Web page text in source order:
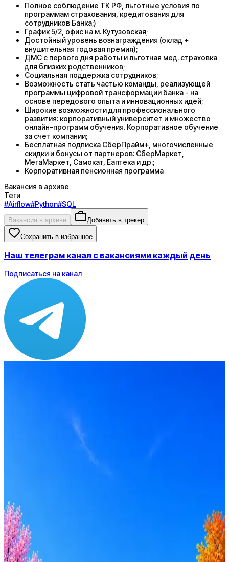
Полное соблюдение ТК РФ, льготные условия по
программам страхования, кредитования для
сотрудников Банка;)
График 5/2, офис на м. Кутузовская;
Достойный уровень вознаграждения (оклад +
внушительная годовая премия);
ДМС с первого дня работы и льготная мед. страховка
для близких родственников;
Социальная поддержка сотрудников;
Возможность стать частью команды, реализующей
программы цифровой трансформации банка - на
основе передового опыта и инновационных идей;
Широкие возможности для профессионального
развития: корпоративный университет и множество
онлайн-программ обучения. Корпоративное обучение
за счет компании;
Бесплатная подписка СберПрайм+, многочисленные
скидки и бонусы от партнеров: СберМаркет,
МегаМаркет, Самокат, Еаптека и др.;
Корпоративная пенсионная программа
Вакансия в архиве
Теги
#Airflow#Python#SQL
Вакансия в архиве Добавить в трекер
Сохранить в избранное
Наш телеграм канал с вакансиями каждый день
Подписаться на канал
Оффер быстрее с Эйч